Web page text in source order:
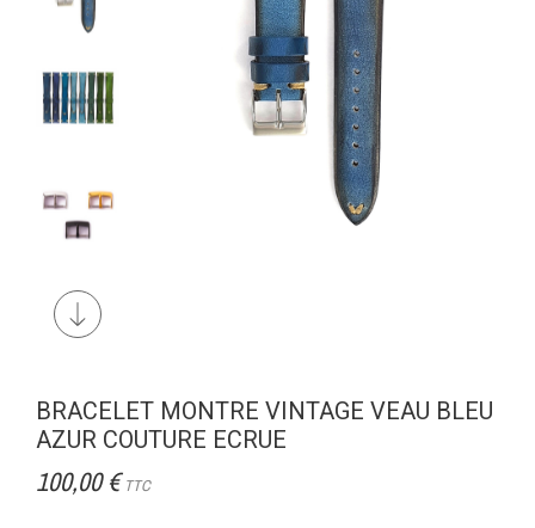
BRACELET MONTRE VINTAGE VEAU BLEU
AZUR COUTURE ECRUE
100,00 € TTC